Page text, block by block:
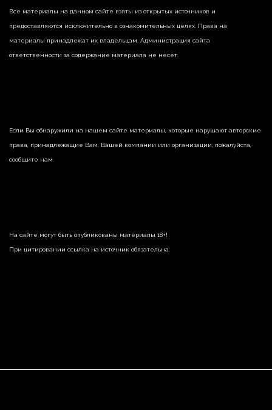
Все материалы на данном сайте взяты из открытых источников и
предоставляются исключительно в ознакомительных целях. Права на
материалы принадлежат их владельцам. Администрация сайта
ответственности за содержание материала не несет.
Если Вы обнаружили на нашем сайте материалы, которые нарушают авторские
права, принадлежащие Вам, Вашей компании или организации, пожалуйста,
сообщите нам.
На сайте могут быть опубликованы материалы 18+!
При цитировании ссылка на источник обязательна.